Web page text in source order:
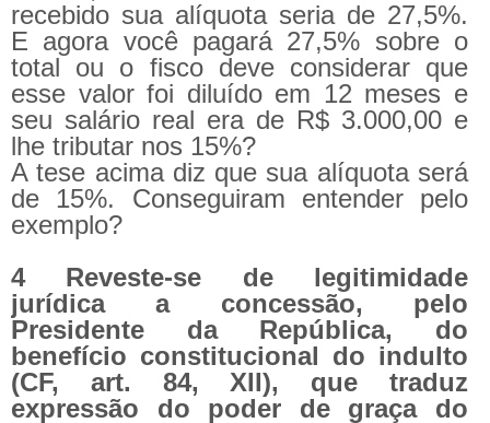
recebido sua alíquota seria de 27,5%.
E agora você pagará 27,5% sobre o
total ou o fisco deve considerar que
esse valor foi diluído em 12 meses e
seu salário real era de R$ 3.000,00 e
lhe tributar nos 15%?
A tese acima diz que sua alíquota será
de 15%. Conseguiram entender pelo
exemplo?
4 Reveste-se de legitimidade
jurídica a concessão, pelo
Presidente da República, do
benefício constitucional do indulto
(CF, art. 84, XII), que traduz
expressão do poder de graça do